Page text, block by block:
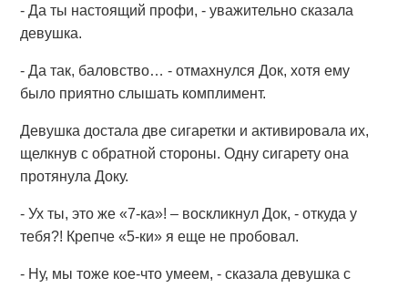
- Да ты настоящий профи, - уважительно сказала
девушка.
- Да так, баловство… - отмахнулся Док, хотя ему
было приятно слышать комплимент.
Девушка достала две сигаретки и активировала их,
щелкнув с обратной стороны. Одну сигарету она
протянула Доку.
- Ух ты, это же «7-ка»! – воскликнул Док, - откуда у
тебя?! Крепче «5-ки» я еще не пробовал.
- Ну, мы тоже кое-что умеем, - сказала девушка с